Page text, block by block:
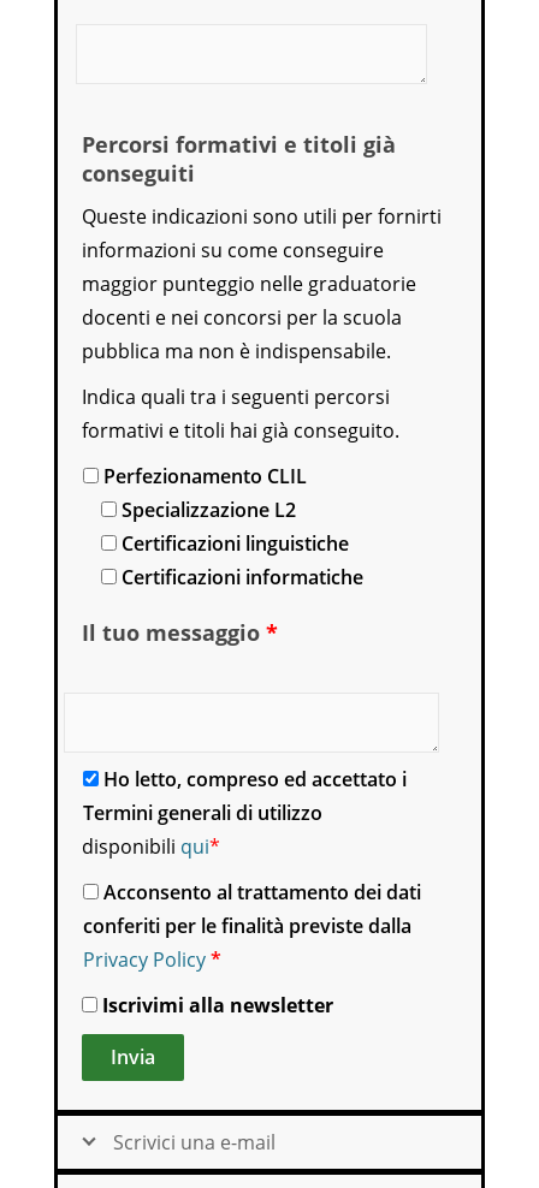
Percorsi formativi e titoli già
conseguiti
Queste indicazioni sono utili per fornirti
informazioni su come conseguire
maggior punteggio nelle graduatorie
docenti e nei concorsi per la scuola
pubblica ma non è indispensabile.
Indica quali tra i seguenti percorsi
formativi e titoli hai già conseguito.
Perfezionamento CLIL
Specializzazione L2
Certificazioni linguistiche
Certificazioni informatiche
Il tuo messaggio *
Ho letto, compreso ed accettato i
Termini generali di utilizzo
disponibili qui*
Acconsento al trattamento dei dati
conferiti per le finalità previste dalla
Privacy Policy*
Iscrivimi alla newsletter
Alternative:
Scrivici una e-mail